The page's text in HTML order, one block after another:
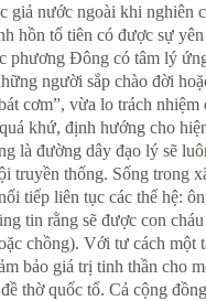
giả nước ngoài khi nghiên
hồn tổ tiên có được sự
phương Đông có tâm lý
người sắp chào đời
cơm”, vừa lo trách
khứ, định hướng cho
là đường dây đạo lý sẽ
thống. Sống trong
tiếp liên tục các thế hệ:
tin rằng sẽ được con
chồng). Với tư cách một
bảo giá trị tinh thần cho
thờ quốc tổ. Cả cộng